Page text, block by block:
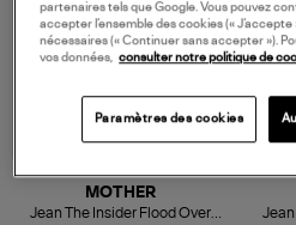
MOTHER
Jean The Insider Flood Over
Jean
partenaires tels que Google. Vous pouvez
accepter l’ensemble des cookies («
nécessaires (« Continuer sans accepter »).
vos données, consulter notre politique de
Paramètres des cookies